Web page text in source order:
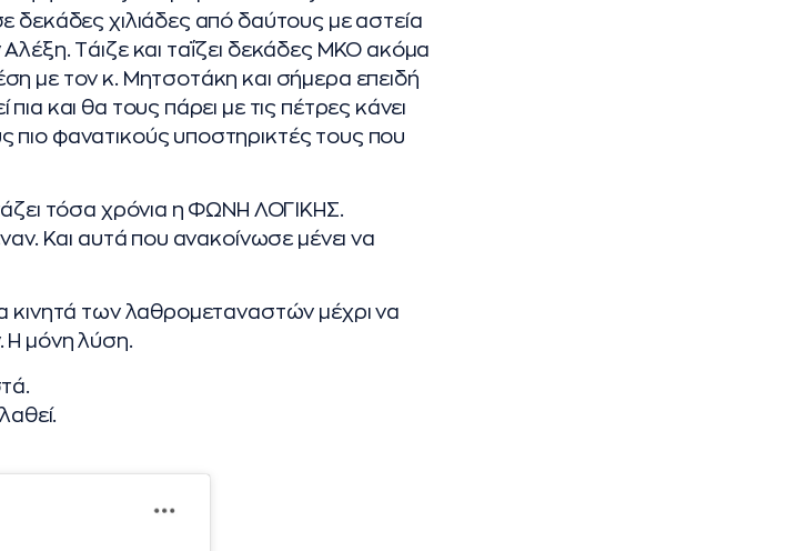
δεκάδες χιλιάδες από δαύτους με αστεία
Tάιζε και ταΐζει δεκάδες ΜΚΟ ακόμα
με τον κ. Μητσοτάκη και σήμερα επειδή
και θα τους πάρει με τις πέτρες κάνει
πιο φανατικούς υποστηρικτές τους που
τόσα χρόνια η ΦΩΝΗ ΛΟΓΙΚΗΣ.
Και αυτά που ανακοίνωσε μένει να
κινητά των λαθρομεταναστών μέχρι να
Η μόνη λύση.